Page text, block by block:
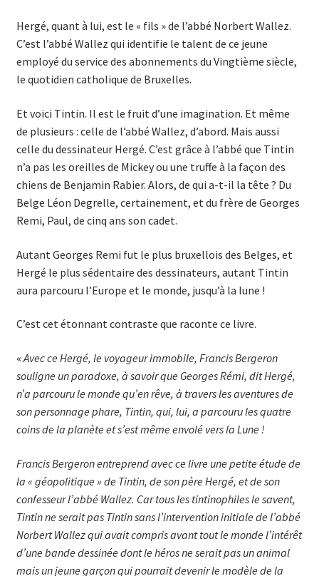
Hergé, quant à lui, est le « fils » de l’abbé Norbert Wallez.
C’est l’abbé Wallez qui identifie le talent de ce jeune
employé du service des abonnements du Vingtième siècle,
le quotidien catholique de Bruxelles.
Et voici Tintin. Il est le fruit d’une imagination. Et même
de plusieurs : celle de l’abbé Wallez, d’abord. Mais aussi
celle du dessinateur Hergé. C’est grâce à l’abbé que Tintin
n’a pas les oreilles de Mickey ou une truffe à la façon des
chiens de Benjamin Rabier. Alors, de qui a-t-il la tête ? Du
Belge Léon Degrelle, certainement, et du frère de Georges
Remi, Paul, de cinq ans son cadet.
Autant Georges Remi fut le plus bruxellois des Belges, et
Hergé le plus sédentaire des dessinateurs, autant Tintin
aura parcouru l’Europe et le monde, jusqu’à la lune !
C’est cet étonnant contraste que raconte ce livre.
« Avec ce Hergé, le voyageur immobile, Francis Bergeron
souligne un paradoxe, à savoir que Georges Rémi, dit Hergé,
n’a parcouru le monde qu’en rêve, à travers les aventures de
son personnage phare, Tintin, qui, lui, a parcouru les quatre
coins de la planète et s’est même envolé vers la Lune !
Francis Bergeron entreprend avec ce livre une petite étude de
la « géopolitique » de Tintin, de son père Hergé, et de son
confesseur l’abbé Wallez. Car tous les tintinophiles le savent,
Tintin ne serait pas Tintin sans l’intervention initiale de l’abbé
Norbert Wallez qui avait compris avant tout le monde l’intérêt
d’une bande dessinée dont le héros ne serait pas un animal
mais un jeune garçon qui pourrait devenir le modèle de la